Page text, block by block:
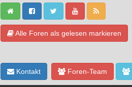
Alle Foren als gelesen markieren
Kontakt Foren-Team